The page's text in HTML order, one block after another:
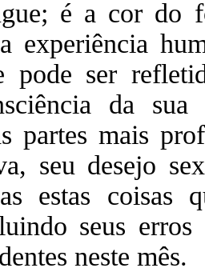
é a cor do
experiência
pode ser
da sua
partes mais
seu desejo
estas coisas
seus
neste mês.